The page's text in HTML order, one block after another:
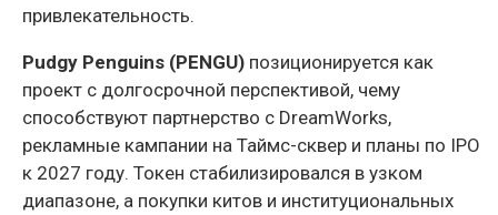
привлекательность.
Pudgy Penguins (PENGU) позиционируется как
проект с долгосрочной перспективой, чему
способствуют партнерство с DreamWorks,
рекламные кампании на Таймс-сквер и планы по IPO
к 2027 году. Токен стабилизировался в узком
диапазоне, а покупки китов и институциональных